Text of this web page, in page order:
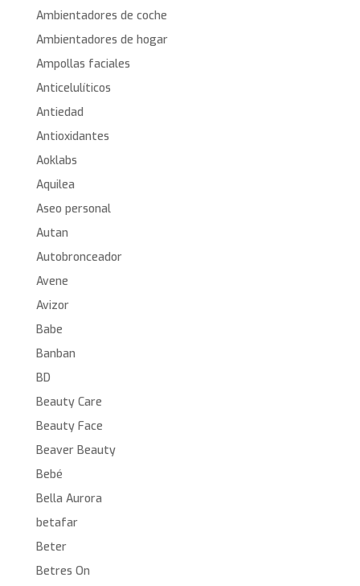
Ambientadores de coche
Ambientadores de hogar
Ampollas faciales
Anticelulíticos
Antiedad
Antioxidantes
Aoklabs
Aquilea
Aseo personal
Autan
Autobronceador
Avene
Avizor
Babe
Banban
BD
Beauty Care
Beauty Face
Beaver Beauty
Bebé
Bella Aurora
betafar
Beter
Betres On